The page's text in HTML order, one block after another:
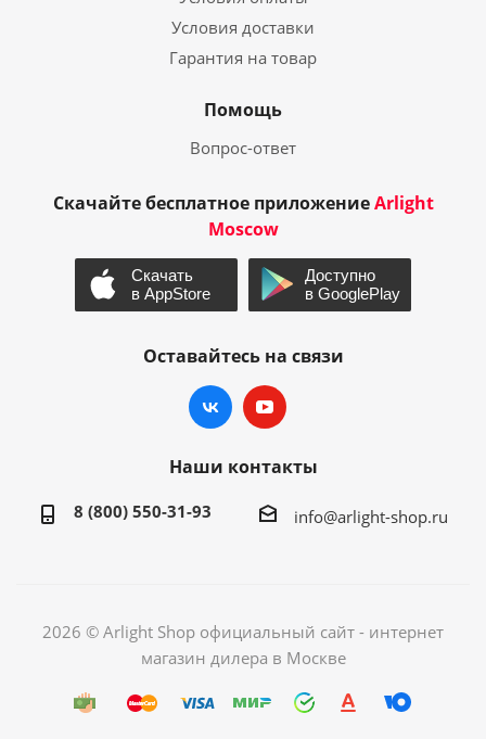
Условия доставки
Гарантия на товар
Помощь
Вопрос-ответ
Скачайте бесплатное приложениеArlight
Moscow
Оставайтесь на связи
Наши контакты
8 (800) 550-31-93 info@arlight-shop.ru
2026 © Arlight Shop официальный сайт - интернет
магазин дилера в Москве